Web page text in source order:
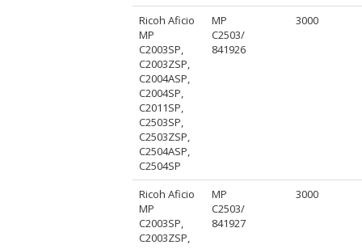
Ricoh Aficio
MP
C2003SP,
C2003ZSP,
C2004ASP,
C2004SP,
C2011SP,
C2503SP,
C2503ZSP,
C2504ASP,
C2504SP
MP
C2503/
841926
3000
Ricoh Aficio
MP
C2003SP,
C2003ZSP,
MP
C2503/
841927
3000